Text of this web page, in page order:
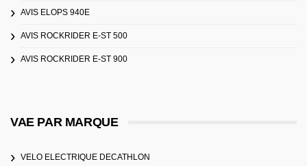
AVIS ELOPS 940E
AVIS ROCKRIDER E-ST 500
AVIS ROCKRIDER E-ST 900
VAE PAR MARQUE
VELO ELECTRIQUE DECATHLON